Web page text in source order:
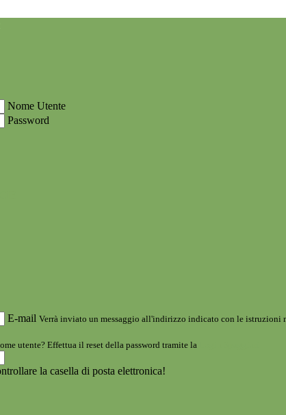
Nome Utente
Password
E-mail Verrà inviato un messaggio all'indirizzo indicato con le istruzioni
utente? Effettua il reset della password tramite la
la casella di posta elettronica!